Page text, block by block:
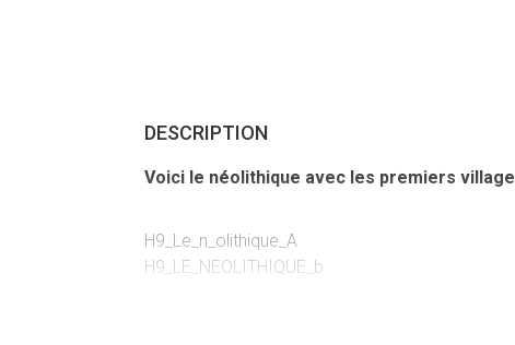
DESCRIPTION
Voici le néolithique avec les premiers
H9_Le_n_olithique_A
H9_LE_NEOLITHIQUE_b